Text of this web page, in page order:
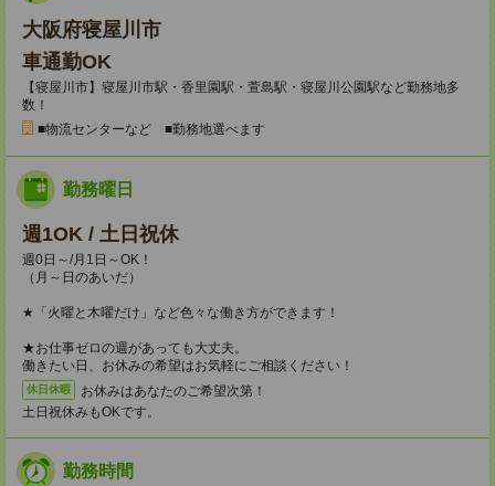
大阪府寝屋川市
車通勤OK
【寝屋川市】寝屋川市駅・香里園駅・萱島駅・寝屋川公園駅など勤務地多
数！
■物流センターなど ■勤務地選べます
勤務曜日
週1OK / 土日祝休
週0日～/月1日～OK！
（月～日のあいだ）
★「火曜と木曜だけ」など色々な働き方ができます！
★お仕事ゼロの週があっても大丈夫。
働きたい日、お休みの希望はお気軽にご相談ください！
休日休暇
お休みはあなたのご希望次第！
土日祝休みもOKです。
勤務時間